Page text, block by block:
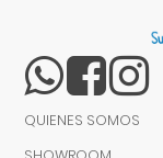
QUIENES SOMOS